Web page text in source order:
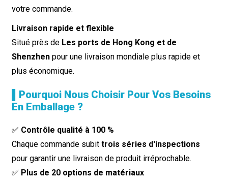
votre commande.
Livraison rapide et flexible
Situé près de Les ports de Hong Kong et de
Shenzhenpour une livraison mondiale plus rapide et
plus économique.
▌Pourquoi Nous Choisir Pour Vos Besoins
En Emballage ?
✅ Contrôle qualité à 100 %
Chaque commande subit trois séries d'inspections
pour garantir une livraison de produit irréprochable.
✅ Plus de 20 options de matériaux